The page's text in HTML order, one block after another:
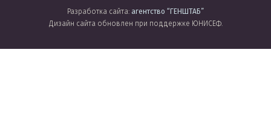
Разработка сайта: агентство “ГЕНШТАБ”
Дизайн сайта обновлен при поддержке ЮНИСЕФ.